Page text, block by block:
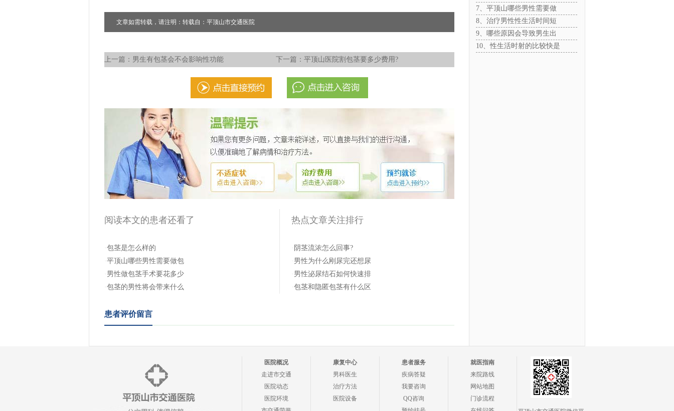
文章如需转载，请注明：转载自：平顶山市交通医院
上一篇： 男生有包茎会不会影响性功能 下一篇：平顶山医院割包茎要多少费用?
阅读本文的患者还看了
·包茎是怎么样的
·平顶山哪些男性需要做包
· 男性做包茎手术要花多少
·包茎的男性将会带来什么
热点文章关注排行
· 阴茎流浓怎么回事?
· 男性为什么刚尿完还想尿
· 男性泌尿结石如何快速排
·包茎和隐匿包茎有什么区
患者评价留言
7、平顶山哪些男性需要做
8、治疗男性性生活时间短
9、哪些原因会导致男生出
10、性生活时射的比较快是
医院概况
走进市交通
医院动态
医院环境
康复中心
男科医生
治疗方法
医院设备
患者服务
疾病答疑
我要咨询
QQ咨询
就医指南
来院路线
网站地图
门诊流程